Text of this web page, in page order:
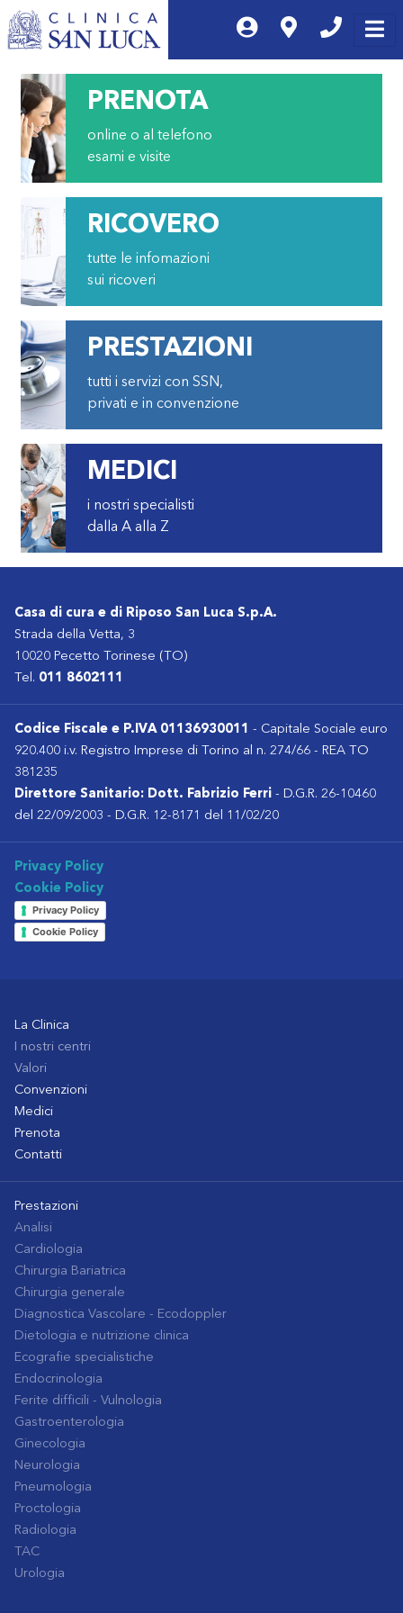
PRENOTA
online o al telefono
esami e visite
RICOVERO
tutte le infomazioni
sui ricoveri
PRESTAZIONI
tutti i servizi con SSN,
privati e in convenzione
MEDICI
i nostri specialisti
dalla A alla Z
Casa di cura e di Riposo San Luca S.p.A.
Strada della Vetta, 3
10020 Pecetto Torinese (TO)
Tel. 011 8602111
Codice Fiscale e P.IVA 01136930011 - Capitale Sociale euro
920.400 i.v. Registro Imprese di Torino al n. 274/66 - REA TO
381235
Direttore Sanitario: Dott. Fabrizio Ferri - D.G.R. 26-10460
del 22/09/2003 - D.G.R. 12-8171 del 11/02/20
Privacy Policy
Cookie Policy
Privacy Policy
Cookie Policy
La Clinica
I nostri centri
Valori
Convenzioni
Medici
Prenota
Contatti
Prestazioni
Analisi
Cardiologia
Chirurgia Bariatrica
Chirurgia generale
Diagnostica Vascolare - Ecodoppler
Dietologia e nutrizione clinica
Ecografie specialistiche
Endocrinologia
Ferite difficili - Vulnologia
Gastroenterologia
Ginecologia
Neurologia
Pneumologia
Proctologia
Radiologia
TAC
Urologia